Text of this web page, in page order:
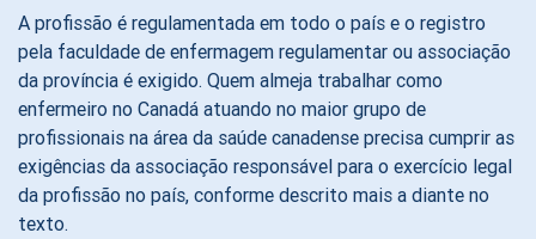
A profissão é regulamentada em todo o país e o registro
pela faculdade de enfermagem regulamentar ou associação
da província é exigido. Quem almeja trabalhar como
enfermeiro no Canadá atuando no maior grupo de
profissionais na área da saúde canadense precisa cumprir as
exigências da associação responsável para o exercício legal
da profissão no país, conforme descrito mais a diante no
texto.